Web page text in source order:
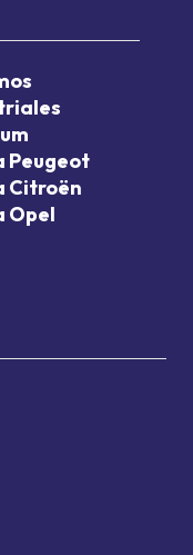
Peugeot
Citroën
Opel